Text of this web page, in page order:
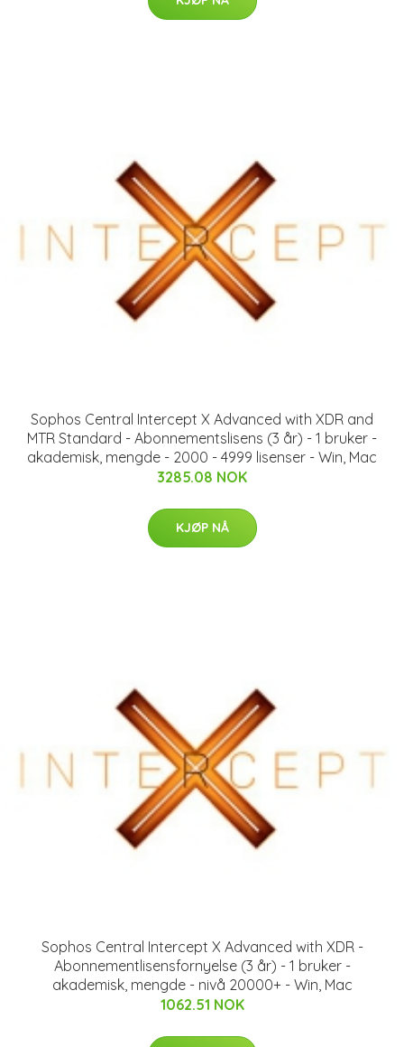
Sophos Central Intercept X Advanced with XDR and
MTR Standard - Abonnementslisens (3 år) - 1 bruker -
akademisk, mengde - 2000 - 4999 lisenser - Win, Mac
3285.08 NOK
KJØP NÅ
Sophos Central Intercept X Advanced with XDR -
Abonnementlisensfornyelse (3 år) - 1 bruker -
akademisk, mengde - nivå 20000+ - Win, Mac
1062.51 NOK